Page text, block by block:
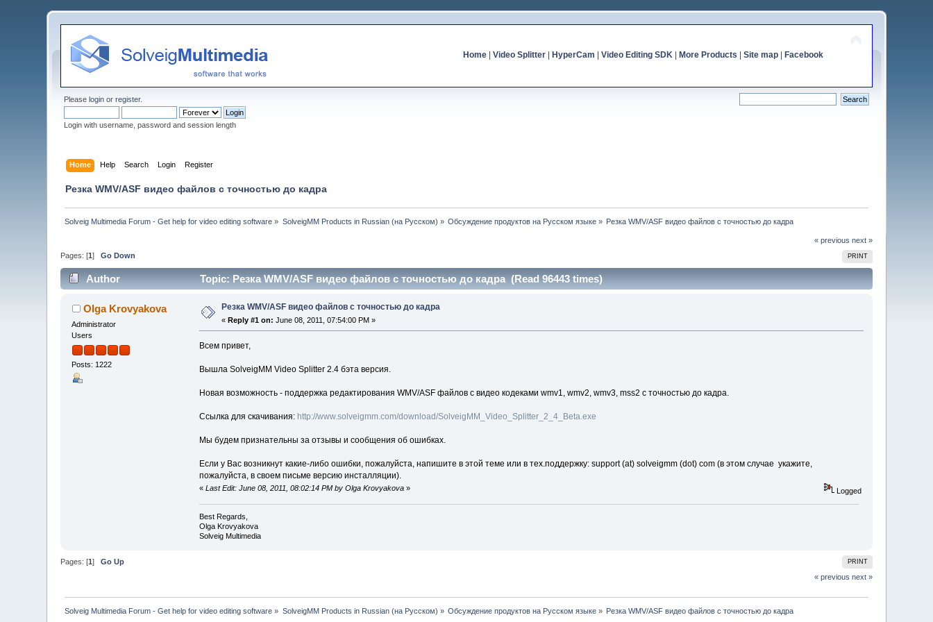
Home| Video Splitter| HyperCam Video Editing SDK| More Products Site map| Facebook
Pleaselogin orregister.
Login with username, password and session length
Home Help Search Login Register
Резка WMV/ASF видео файлов c точностью до кадра
Solveig Multimedia Forum - Get help for video editing software » SolveigMM Products in Russian (на Русском) » Обсуждение продуктов на Русском языке » Резка WMV/ASF видео файлов c точностью до кадра
« previous next »
PRINT
Pages: [1]Go Down
Author Topic: Резка WMV/ASF видео файлов c точностью до кадра (Read 96443 times)
Olga Krovyakova
Administrator
Users
Posts: 1222
Резка WMV/ASF видео файлов c точностью до кадра
«Reply #1 on: June 08, 2011, 07:54:00 PM »
Всем привет,
Вышла SolveigMM Video Splitter 2.4 бэта версия.
Новая возможность - поддержка редактирования WMV/ASF файлов с видео кодеками wmv1, wmv2, wmv3, mss2 c точностью до кадра.
Ссылка для скачивания: http://www.solveigmm.com/download/SolveigMM_Video_Splitter_2_4_Beta.exe
Мы будем признательны за отзывы и сообщения об ошибках.
Если у Вас возникнут какие-либо ошибки, пожалуйста, напишите в этой теме или в тех.поддержку: support (at) solveigmm (dot) com (в этом случае укажите,
пожалуйста, в своем письме версию инсталляции).
« Last Edit: June 08, 2011, 08:02:14 PM by Olga Krovyakova» Logged
Best Regards,
Olga Krovyakova
Solveig Multimedia
PRINT
Pages: [1]Go Up
« previous next »
Solveig Multimedia Forum - Get help for video editing software » SolveigMM Products in Russian (на Русском) » Обсуждение продуктов на Русском языке » Резка WMV/ASF видео файлов c точностью до кадра